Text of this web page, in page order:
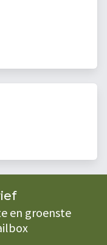
en groenste